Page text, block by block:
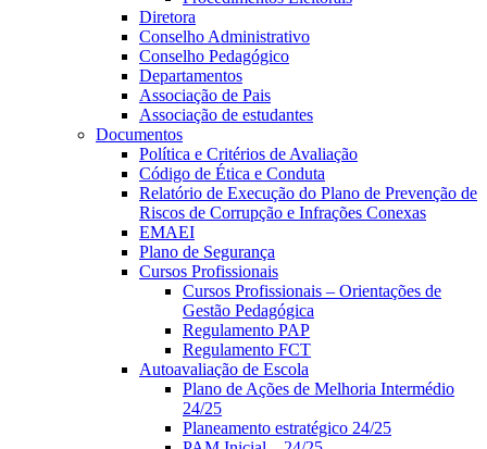
Diretora
Conselho Administrativo
Conselho Pedagógico
Departamentos
Associação de Pais
Associação de estudantes
Documentos
Política e Critérios de Avaliação
Código de Ética e Conduta
Relatório de Execução do Plano de Prevenção de
Riscos de Corrupção e Infrações Conexas
EMAEI
Plano de Segurança
Cursos Profissionais
Cursos Profissionais – Orientações de
Gestão Pedagógica
Regulamento PAP
Regulamento FCT
Autoavaliação de Escola
Plano de Ações de Melhoria Intermédio
24/25
Planeamento estratégico 24/25